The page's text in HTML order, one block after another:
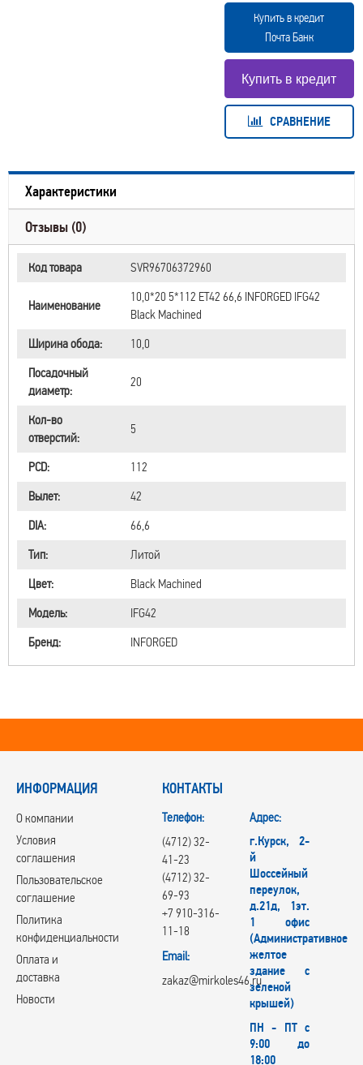
Купить в кредит
Почта Банк
СРАВНЕНИЕ
Характеристики
Отзывы (0)
Код товара SVR96706372960
Наименование
10,0*20 5*112 ET42 66,6 INFORGED IFG42
Black Machined
Ширина обода:
10,0
Посадочный
диаметр:
20
Кол-во
отверстий:
5
PCD:
112
Вылет:
42
DIA:
66,6
Тип:
Литой
Цвет:
Black Machined
Модель:
IFG42
Бренд:
INFORGED
ИНФОРМАЦИЯ
О компании
Условия
соглашения
Пользовательское
соглашение
Политика
конфиденциальности
Оплата и
доставка
Новости
КОНТАКТЫ
Телефон:
(4712) 32-
41-23
(4712) 32-
69-93
+7 910-316-
11-18
Email:
zakaz@mirkoles46.ru
Адрес:
г.Курск, 2-
й
Шоссейный
переулок,
д.21д, 1эт.
1 офис
(Административное
желтое
здание с
зеленой
крышей)
ПН - ПТ с
9:00 до
18:00